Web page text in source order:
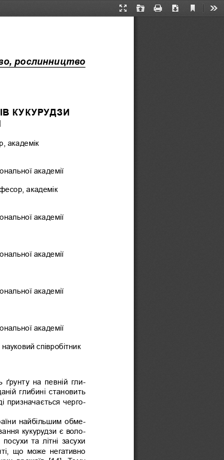
Presentation
Open Print Download
Current
рослинництво
КУКУРУДЗИ
академік
академії
академік
академії
академії
академії
академії
співробітник
ґрунту на певній гли-
глибині становить
призначається черго-
найбільшим обме-
кукурудзи є воло-
посухи  та  літні  засухи
що  може  негативно